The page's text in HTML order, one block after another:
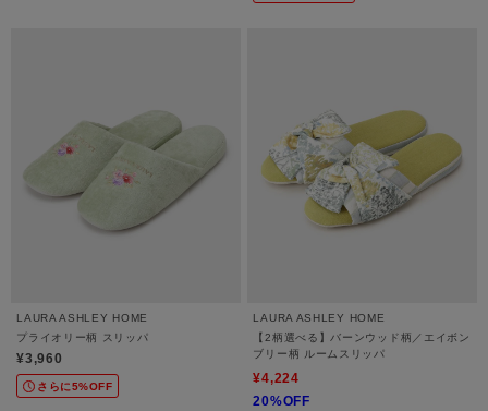
LAURA ASHLEY HOME
プライオリー柄 スリッパ
¥3,960
さらに5%OFF
LAURA ASHLEY HOME
【2柄選べる】バーンウッド柄／エイボン
ブリー柄 ルームスリッパ
¥4,224
20%OFF